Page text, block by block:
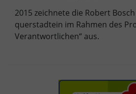
2015 zeichnete die Robert
querstadtein im Rahmen des
Verantwortlichen“ aus.